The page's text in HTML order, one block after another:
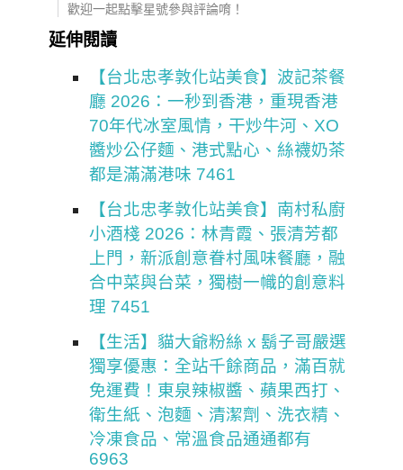
歡迎一起點擊星號參與評論唷！
延伸閱讀
【台北忠孝敦化站美食】波記茶餐
廳 2026：一秒到香港，重現香港
70年代冰室風情，干炒牛河、XO
醬炒公仔麵、港式點心、絲襪奶茶
都是滿滿港味 7461
【台北忠孝敦化站美食】南村私廚
小酒棧 2026：林青霞、張清芳都
上門，新派創意眷村風味餐廳，融
合中菜與台菜，獨樹一幟的創意料
理 7451
【生活】貓大爺粉絲 x 鬍子哥嚴選
獨享優惠：全站千餘商品，滿百就
免運費！東泉辣椒醬、蘋果西打、
衛生紙、泡麵、清潔劑、洗衣精、
冷凍食品、常溫食品通通都有
6963